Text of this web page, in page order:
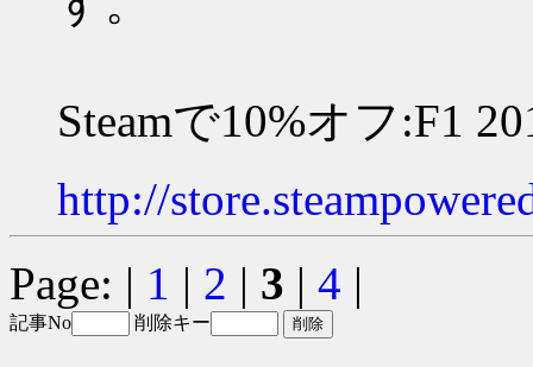
Steamで10%オフ:F1
http://
Page: | 1 | 2 | 3 | 4 |
記事No 削除キー